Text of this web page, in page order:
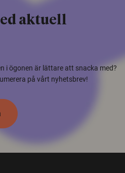
aktuell
i ögonen är lättare att snacka med?
på vårt nyhetsbrev!